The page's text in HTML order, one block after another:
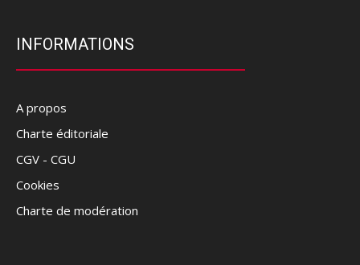
INFORMATIONS
A propos
Charte éditoriale
CGV - CGU
Cookies
Charte de modération